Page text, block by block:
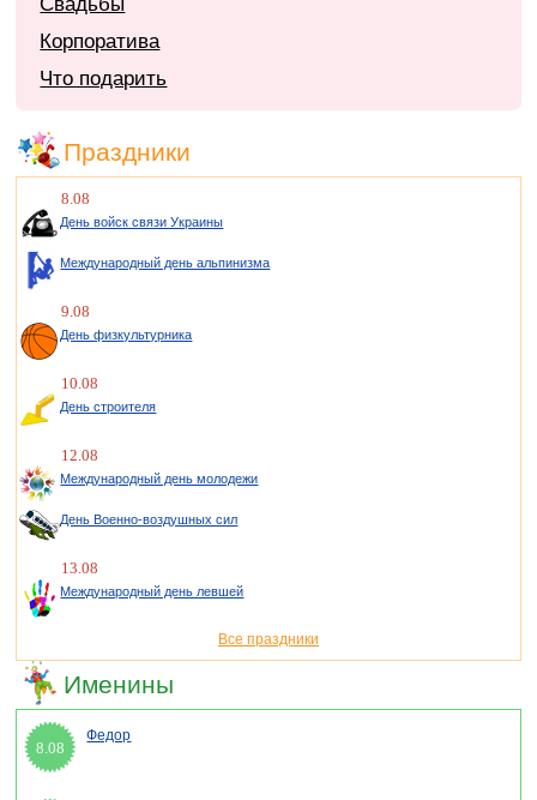
Корпоратива
Что подарить
Праздники
8.08
День войск связи Украины
Международный день альпинизма
9.08
День физкультурника
10.08
День строителя
12.08
Международный день молодежи
День Военно-воздушных сил
13.08
Международный день левшей
Все праздники
Именины
8.08
Федор